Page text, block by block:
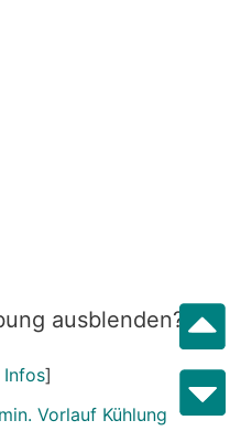
ausblenden?
Infos]
Vorlauf Kühlung